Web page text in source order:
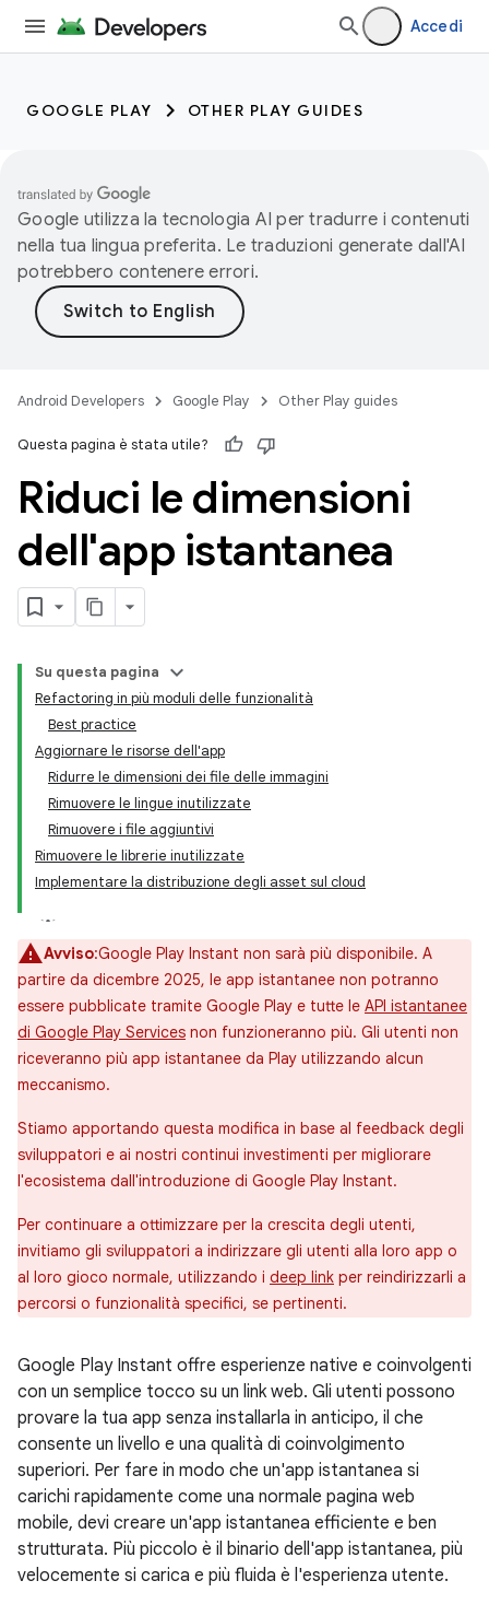
Accedi
GOOGLE PLAY OTHER PLAY GUIDES
Google utilizza la tecnologia AI per tradurre i contenuti
nella tua lingua preferita. Le traduzioni generate dall'AI
potrebbero contenere errori.
Android Developers Google Play Other Play guides
Questa pagina è stata utile?
Riduci le dimensioni
dell'app istantanea
Su questa pagina
Refactoring in più moduli delle funzionalità
Best practice
Aggiornare le risorse dell'app
Ridurre le dimensioni dei file delle immagini
Rimuovere le lingue inutilizzate
Rimuovere i file aggiuntivi
Rimuovere le librerie inutilizzate
Implementare la distribuzione degli asset sul cloud
Avviso:Google Play Instant non sarà più disponibile. A
partire da dicembre 2025, le app istantanee non potranno
essere pubblicate tramite Google Play e tutte le API istantanee
di Google Play Services non funzioneranno più. Gli utenti non
riceveranno più app istantanee da Play utilizzando alcun
meccanismo.
Stiamo apportando questa modifica in base al feedback degli
sviluppatori e ai nostri continui investimenti per migliorare
l'ecosistema dall'introduzione di Google Play Instant.
Per continuare a ottimizzare per la crescita degli utenti,
invitiamo gli sviluppatori a indirizzare gli utenti alla loro app o
al loro gioco normale, utilizzando i deep link per reindirizzarli a
percorsi o funzionalità specifici, se pertinenti.
Google Play Instant offre esperienze native e coinvolgenti
con un semplice tocco su un link web. Gli utenti possono
provare la tua app senza installarla in anticipo, il che
consente un livello e una qualità di coinvolgimento
superiori. Per fare in modo che un'app istantanea si
carichi rapidamente come una normale pagina web
mobile, devi creare un'app istantanea efficiente e ben
strutturata. Più piccolo è il binario dell'app istantanea, più
velocemente si carica e più fluida è l'esperienza utente.